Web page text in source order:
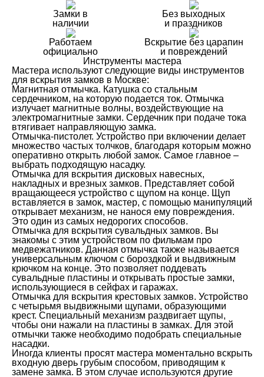
Замки в
наличии
Без выходных
и праздников
Работаем
официально
Вскрытие без царапин
и повреждений
Инструменты мастера
Мастера используют следующие виды инструментов
для вскрытия замков в Москве:
Магнитная отмычка. Катушка со стальным
сердечником, на которую подается ток. Отмычка
излучает магнитные волны, воздействующие на
электромагнитные замки. Сердечник при подаче тока
втягивает направляющую замка.
Отмычка-пистолет. Устройство при включении делает
множество частых толчков, благодаря которым можно
оперативно открыть любой замок. Самое главное –
выбрать подходящую насадку.
Отмычка для вскрытия дисковых навесных,
накладных и врезных замков. Представляет собой
вращающееся устройство с щупом на конце. Щуп
вставляется в замок, мастер, с помощью манипуляций
открывает механизм, не нанося ему повреждения.
Это один из самых недорогих способов.
Отмычка для вскрытия сувальдных замков. Вы
знакомы с этим устройством по фильмам про
медвежатников. Данная отмычка также называется
универсальным ключом с бороздкой и выдвижным
крючком на конце. Это позволяет поддевать
сувальдные пластины и открывать простые замки,
использующиеся в сейфах и гаражах.
Отмычка для вскрытия крестовых замков. Устройство
с четырьмя выдвижными щупами, образующими
крест. Специальный механизм раздвигает щупы,
чтобы они нажали на пластины в замках. Для этой
отмычки также необходимо подобрать специальные
насадки.
Иногда клиенты просят мастера моментально вскрыть
входную дверь грубым способом, приводящим к
замене замка. В этом случае используются другие